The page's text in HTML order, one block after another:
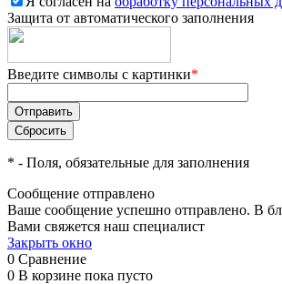
Защита от автоматического заполнения
Введите символы с картинки*
* - Поля, обязательные для заполнения
Сообщение отправлено
Ваше сообщение успешно отправлено. В
Вами свяжется наш специалист
Закрыть окно
0 Сравнение
0 В корзине пока пусто